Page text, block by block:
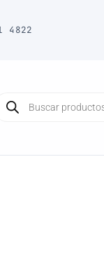
4822
productos